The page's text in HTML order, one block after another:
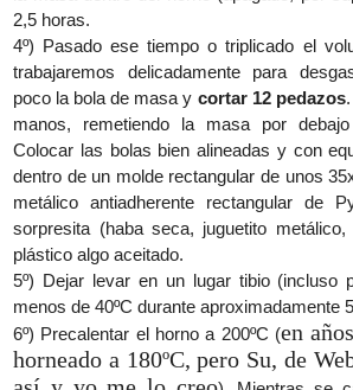
2,5 horas.
4º) Pasado ese tiempo o triplicado el
trabajaremos delicadamente para
poco la bola de masa y cortar 12 pedazos.
manos, remetiendo la masa por
Colocar las bolas bien alineadas y con
dentro de un molde rectangular de unos
metálico antiadherente rectangular de
sorpresita (haba seca, juguetito
plástico algo aceitado.
5º) Dejar levar en un lugar tibio (incluso
menos de 40ºC durante aproximadamente
6º) Precalentar el horno a 200ºC (en
horneado a 180ºC, pero Su, de